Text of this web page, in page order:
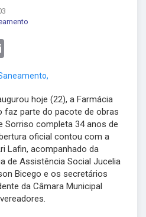
hoje (22), a Farmácia
faz parte do pacote de obras
Sorriso completa 34 anos de
oficial contou com a
Lafin, acompanhado da
de Assistência Social Jucelia
Bicego e os secretários
da Câmara Municipal